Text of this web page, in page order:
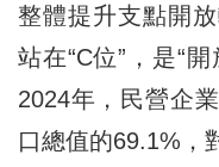
整體提升支點開
站在“C位”，是“
2024年，民營企
口總值的69.1%，